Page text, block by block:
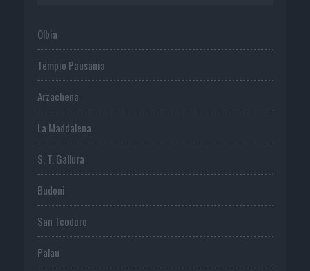
Olbia
Tempio Pausania
Arzachena
La Maddalena
S. T. Gallura
Budoni
San Teodoro
Palau